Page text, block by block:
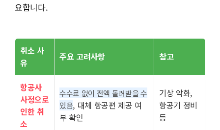
요합니다.
취소 사
유
주요 고려사항 참고
항공사
사정으로
인한 취
소
수수료 없이 전액 돌려받을 수
있음, 대체 항공편 제공 여
부 확인
기상 악화,
항공기 정비
등